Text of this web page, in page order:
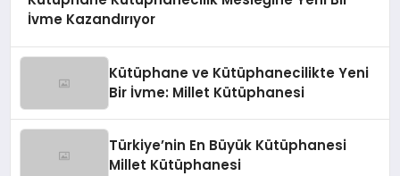
İvme Kazandırıyor
Kütüphane ve Kütüphanecilikte Yeni
Bir İvme: Millet Kütüphanesi
Türkiye’nin En Büyük Kütüphanesi
Millet Kütüphanesi